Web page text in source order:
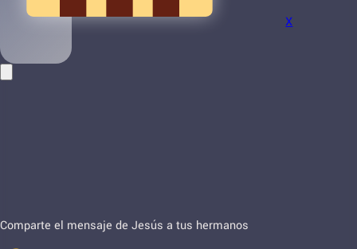
X
Comparte el mensaje de Jesús a tus hermanos